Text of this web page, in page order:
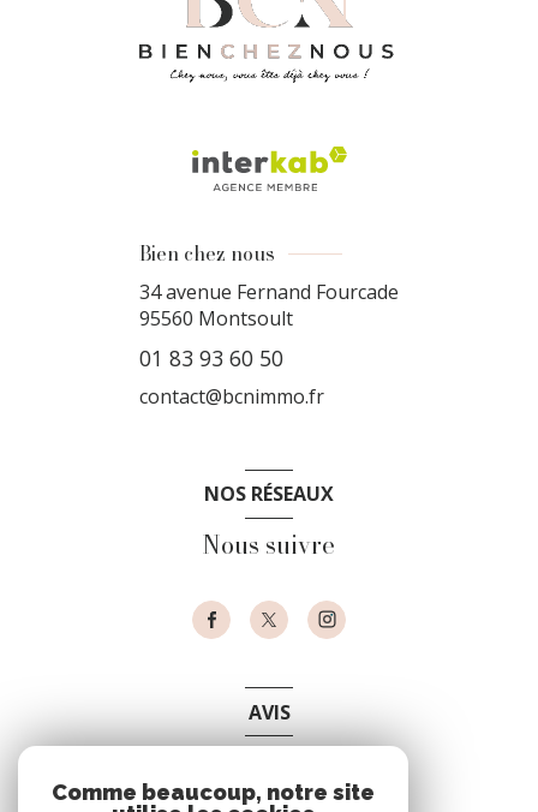
Bien chez nous
34 avenue Fernand Fourcade
95560 Montsoult
01 83 93 60 50
contact@bcnimmo.fr
NOS RÉSEAUX
Nous suivre
AVIS
Comme beaucoup, notre site